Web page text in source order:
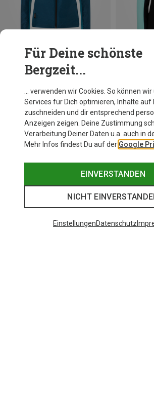
Du sparst 16%
Für Deine schönste
Bergzeit...
… verwenden wir Cookies. So können wir
Services für Dich optimieren, Inhalte auf
zuschneiden und dir entsprechend
Anzeigen zeigen. Deine Zustimmung
Verarbeitung Deiner Daten u.a. auch in
Mehr Infos findest Du auf der Google
EINVERSTANDEN
NICHT
EinstellungenDatenschutz